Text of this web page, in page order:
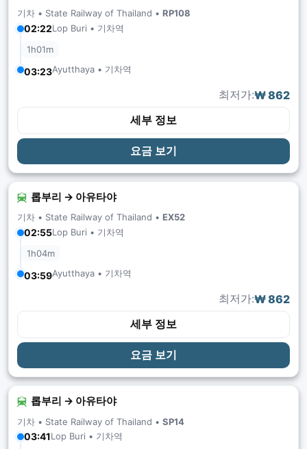
기차 • State Railway of Thailand • RP108
02:22Lop Buri • 기차역
1h01m
03:23Ayutthaya • 기차역
최저가:₩ 862
세부 정보
요금 보기
롭부리 → 아유타야
기차 • State Railway of Thailand • EX52
02:55Lop Buri • 기차역
1h04m
03:59Ayutthaya • 기차역
최저가:₩ 862
세부 정보
요금 보기
롭부리 → 아유타야
기차 • State Railway of Thailand • SP14
03:41Lop Buri • 기차역